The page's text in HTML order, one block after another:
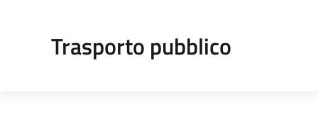
Trasporto pubblico